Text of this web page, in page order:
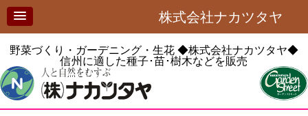
株式会社ナカツタヤ
野菜づくり・ガーデニング・生花◆株式会社ナカツタヤ◆
信州に適した種子･苗･樹木などを販売